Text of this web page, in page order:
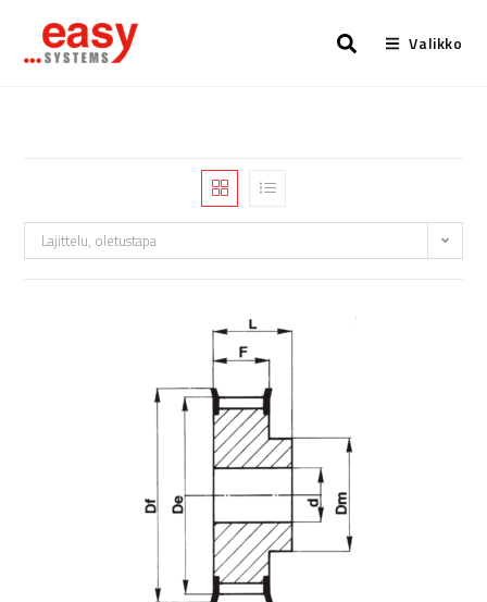
Valikko
Lajittelu, oletustapa